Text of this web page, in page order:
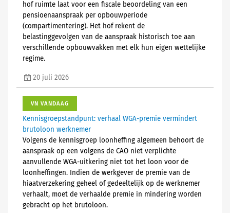
hof ruimte laat voor een fiscale beoordeling van een
pensioenaanspraak per opbouwperiode
(compartimentering). Het hof rekent de
belastinggevolgen van de aanspraak historisch toe aan
verschillende opbouwvakken met elk hun eigen wettelijke
regime.
20 juli 2026
VN VANDAAG
Kennisgroepstandpunt: verhaal WGA-premie vermindert
brutoloon werknemer
Volgens de kennisgroep loonheffing algemeen behoort de
aanspraak op een volgens de CAO niet verplichte
aanvullende WGA-uitkering niet tot het loon voor de
loonheffingen. Indien de werkgever de premie van de
hiaatverzekering geheel of gedeeltelijk op de werknemer
verhaalt, moet de verhaalde premie in mindering worden
gebracht op het brutoloon.